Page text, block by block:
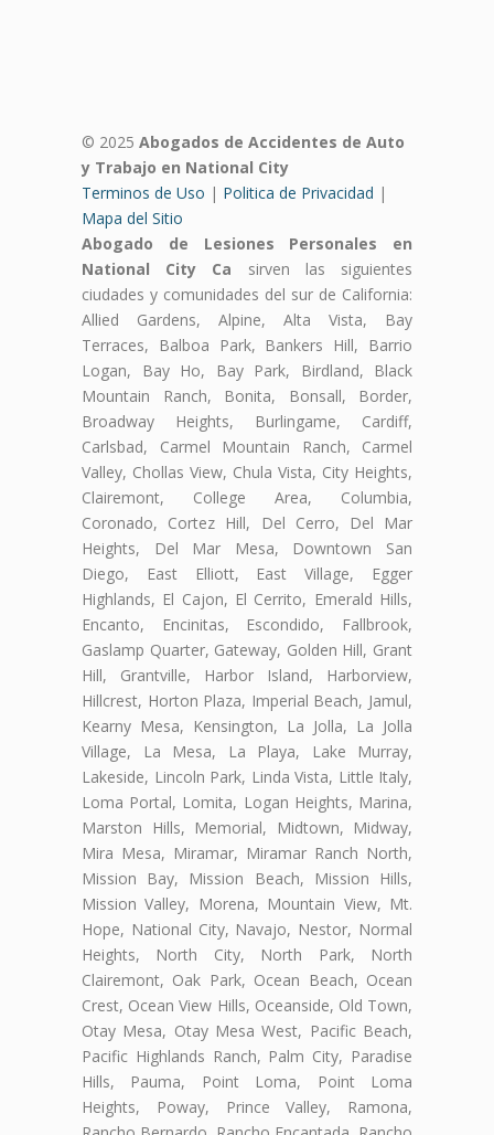
© 2025 Abogados de Accidentes de Auto
y Trabajo en National City
Terminos de Uso | Politica de Privacidad |
Mapa del Sitio
Abogado de Lesiones Personales en
National City Ca sirven las siguientes
ciudades y comunidades del sur de California:
Allied Gardens, Alpine, Alta Vista, Bay
Terraces, Balboa Park, Bankers Hill, Barrio
Logan, Bay Ho, Bay Park, Birdland, Black
Mountain Ranch, Bonita, Bonsall, Border,
Broadway Heights, Burlingame, Cardiff,
Carlsbad, Carmel Mountain Ranch, Carmel
Valley, Chollas View, Chula Vista, City Heights,
Clairemont, College Area, Columbia,
Coronado, Cortez Hill, Del Cerro, Del Mar
Heights, Del Mar Mesa, Downtown San
Diego, East Elliott, East Village, Egger
Highlands, El Cajon, El Cerrito, Emerald Hills,
Encanto, Encinitas, Escondido, Fallbrook,
Gaslamp Quarter, Gateway, Golden Hill, Grant
Hill, Grantville, Harbor Island, Harborview,
Hillcrest, Horton Plaza, Imperial Beach, Jamul,
Kearny Mesa, Kensington, La Jolla, La Jolla
Village, La Mesa, La Playa, Lake Murray,
Lakeside, Lincoln Park, Linda Vista, Little Italy,
Loma Portal, Lomita, Logan Heights, Marina,
Marston Hills, Memorial, Midtown, Midway,
Mira Mesa, Miramar, Miramar Ranch North,
Mission Bay, Mission Beach, Mission Hills,
Mission Valley, Morena, Mountain View, Mt.
Hope, National City, Navajo, Nestor, Normal
Heights, North City, North Park, North
Clairemont, Oak Park, Ocean Beach, Ocean
Crest, Ocean View Hills, Oceanside, Old Town,
Otay Mesa, Otay Mesa West, Pacific Beach,
Pacific Highlands Ranch, Palm City, Paradise
Hills, Pauma, Point Loma, Point Loma
Heights, Poway, Prince Valley, Ramona,